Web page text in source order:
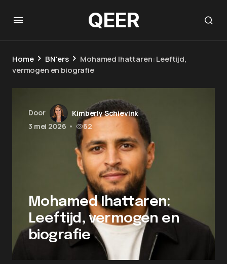
QEER
Home BN'ers
Mohamed Ihattaren: Leeftijd,
vermogen en biografie
Door
Kimberly Schievink
3 mei 2026 • 62
Mohamed Ihattaren:
Leeftijd, vermogen en
biografie